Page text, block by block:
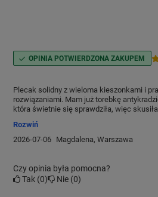
OPINIA POTWIERDZONA ZAKUPEM
Plecak solidny z wieloma kieszonkami i
rozwiązaniami. Mam już torebkę
która świetnie się sprawdziła, więc
wszystkim bezpieczny dla naszych
pieniędzy.
Rozwiń
2026-07-06 Magdalena, Warszawa
Czy opinia była pomocna?
Tak 0 Nie 0